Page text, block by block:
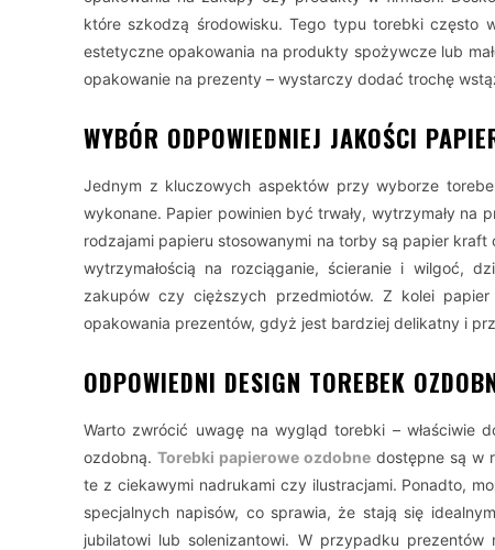
które szkodzą środowisku. Tego typu torebki często
estetyczne opakowania na produkty spożywcze lub
opakowanie na prezenty – wystarczy dodać trochę
WYBÓR ODPOWIEDNIEJ JAKOŚCI
Jednym z kluczowych aspektów przy wyborze
wykonane. Papier powinien być trwały, wytrzymały na
rodzajami papieru stosowanymi na torby są papier
wytrzymałością na rozciąganie, ścieranie i wilgoć,
zakupów czy cięższych przedmiotów. Z kolei
opakowania prezentów, gdyż jest bardziej delikatny i
ODPOWIEDNI DESIGN TOREBEK
Warto zwrócić uwagę na wygląd torebki – właściwie
ozdobną. Torebki papierowe ozdobnedostępne są w
te z ciekawymi nadrukami czy ilustracjami. Ponadto,
specjalnych napisów, co sprawia, że stają się
jubilatowi lub solenizantowi. W przypadku